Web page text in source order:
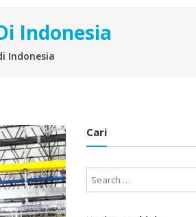
Indonesia
Indonesia
Cari